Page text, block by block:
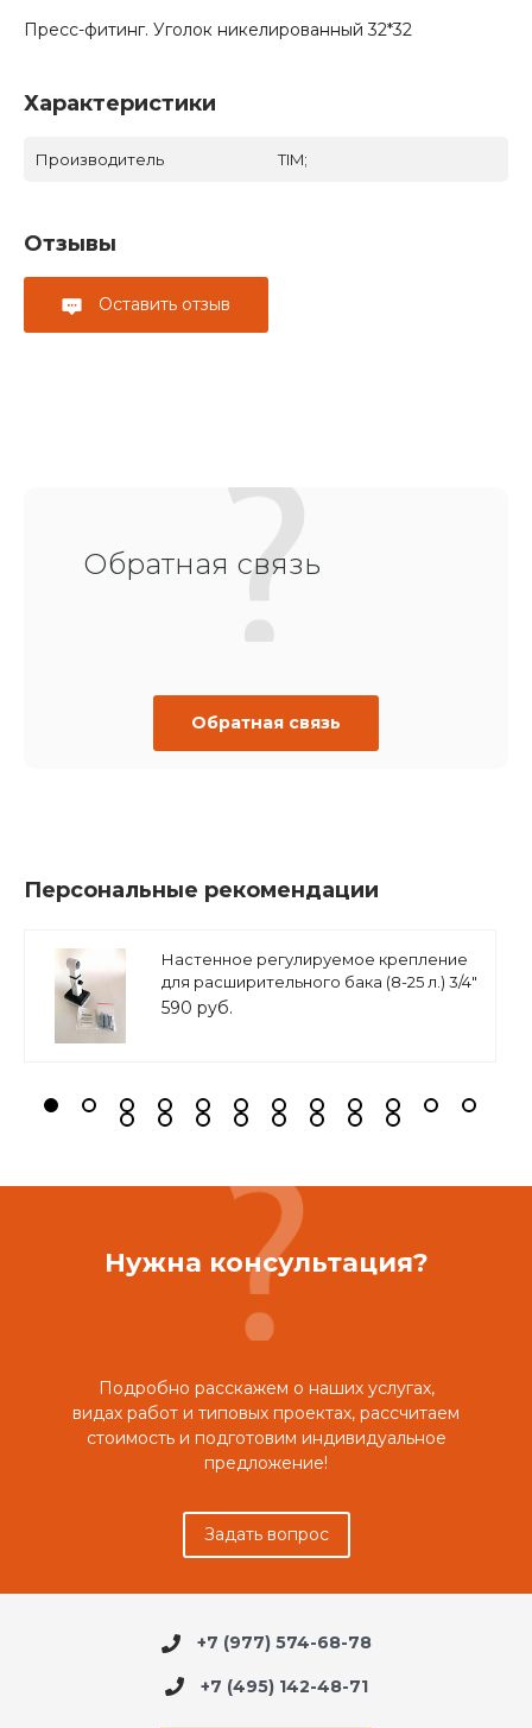
Пресс-фитинг. Уголок никелированный 32*32
Характеристики
Производитель TIM;
Отзывы
Оставить отзыв
Обратная связь
Обратная связь
Персональные рекомендации
Настенное регулируемое крепление
для расширительного бака (8-25 л.) 3/4"
белое, ASKON
590 руб.
Нужна консультация?
Подробно расскажем о наших услугах,
видах работ и типовых проектах, рассчитаем
стоимость и подготовим индивидуальное
предложение!
Задать вопрос
+7 (977) 574-68-78
+7 (495) 142-48-71